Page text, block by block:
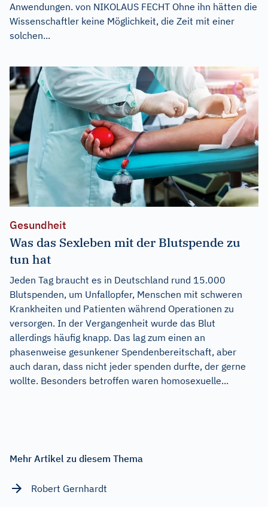
Anwendungen. von NIKOLAUS FECHT Ohne ihn hätten die
Wissenschaftler keine Möglichkeit, die Zeit mit einer
solchen...
Gesundheit
Was das Sexleben mit der Blutspende zu
tun hat
Jeden Tag braucht es in Deutschland rund 15.000
Blutspenden, um Unfallopfer, Menschen mit schweren
Krankheiten und Patienten während Operationen zu
versorgen. In der Vergangenheit wurde das Blut
allerdings häufig knapp. Das lag zum einen an
phasenweise gesunkener Spendenbereitschaft, aber
auch daran, dass nicht jeder spenden durfte, der gerne
wollte. Besonders betroffen waren homosexuelle...
Mehr Artikel zu diesem Thema
Robert Gernhardt